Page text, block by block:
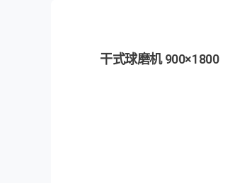
干式球磨机 900×1800